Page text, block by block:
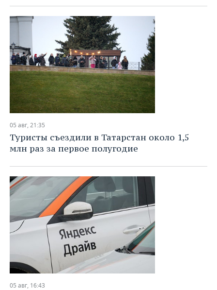
05 авг, 21:35
Туристы съездили в Татарстан около 1,5
млн раз за первое полугодие
05 авг, 16:43